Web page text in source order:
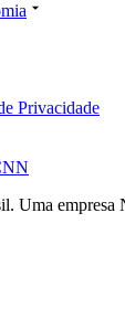
Privacidade
Uma